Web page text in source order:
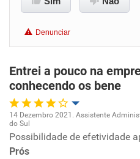
Conciliação com a vida
Não recomenda esta
Não recomenda a
Denunciar
Entrei a pouco na
conhecendo os bene
Oportunidade de promoção
14 Dezembro 2021. Assistente
do Sul
Possibilidade de efetividade
Prós